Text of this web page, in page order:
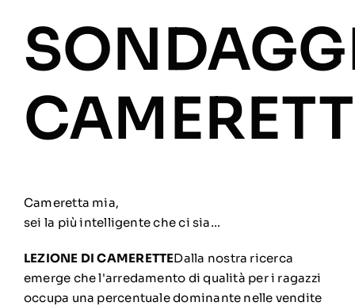
Cameretta mia,
sei la più intelligente che ci sia…
LEZIONE DI CAMERETTEDalla nostra ricerca
emerge che l'arredamento di qualità per i ragazzi
occupa una percentuale dominante nelle vendite